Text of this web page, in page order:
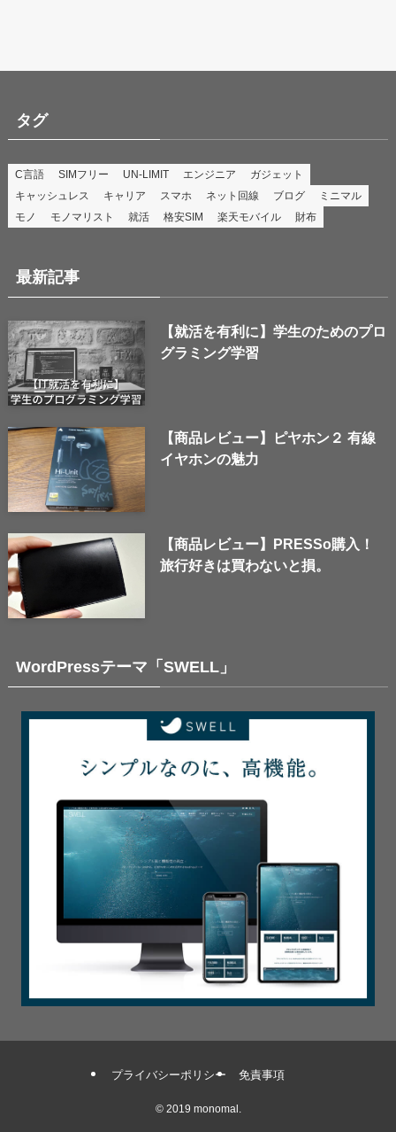
タグ
C言語 SIMフリー UN-LIMIT エンジニア
ガジェット
キャッシュレス
キャリア スマホ ネット回線 ブログ
ミニマル
モノ
モノマリスト 就活 格安SIM 楽天モバイル 財布
最新記事
【就活を有利に】学生のためのプロ
グラミング学習
【商品レビュー】ピヤホン２ 有線
イヤホンの魅力
【商品レビュー】PRESSo購入！
旅行好きは買わないと損。
WordPressテーマ「SWELL」
プライバシーポリシー 免責事項
©2019 monomal.